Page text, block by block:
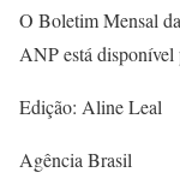
O Boletim Mensal
ANP está disponível
Edição: Aline Leal
Agência Brasil